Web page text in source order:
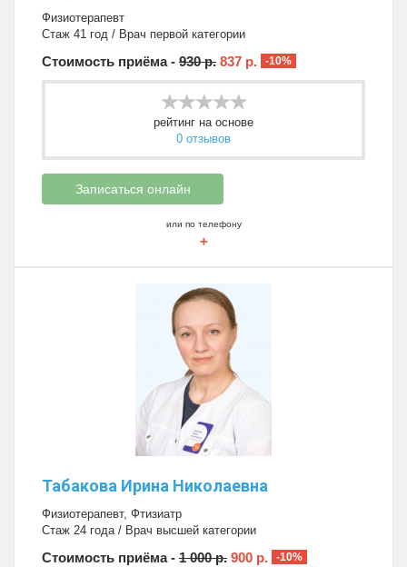
Физиотерапевт
Стаж 41 год / Врач первой категории
Стоимость приёма - 930 р. 837 р. -10%
рейтинг на основе
0 отзывов
Записаться онлайн
или по телефону
+
Табакова Ирина Николаевна
Физиотерапевт, Фтизиатр
Стаж 24 года / Врач высшей категории
Стоимость приёма - 1 000 р. 900 р. -10%